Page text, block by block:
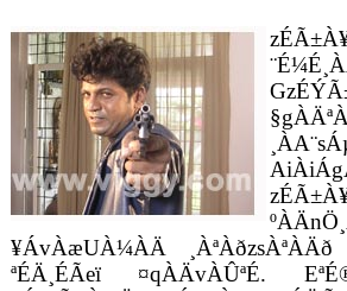
¥ÁvÀæUÀ¼ÀÄ ¸ÀªÀðzsÀªÀÄð
ªÉÄ¸ÉÃeï ¤qÀÄvÀÛªÉ.